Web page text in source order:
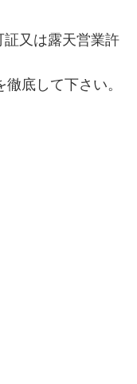
又は露天営業許
底して下さい。